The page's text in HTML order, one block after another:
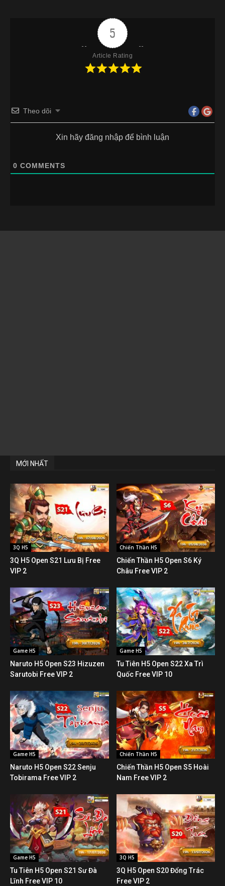
5
Article Rating
Theo dõi
Xin hãy đăng nhập để bình luận
0 COMMENTS
MỚI NHẤT
3Q H5
3Q H5 Open S21 Lưu Bị Free
VIP 2
Chiến Thần H5
Chiến Thần H5 Open S6 Ký
Châu Free VIP 2
Game H5
Naruto H5 Open S23 Hizuzen
Sarutobi Free VIP 2
Game H5
Tu Tiên H5 Open S22 Xa Trì
Quốc Free VIP 10
Game H5
Naruto H5 Open S22 Senju
Tobirama Free VIP 2
Chiến Thần H5
Chiến Thần H5 Open S5 Hoài
Nam Free VIP 2
Game H5
Tu Tiên H5 Open S21 Sư Đà
Lĩnh Free VIP 10
3Q H5
3Q H5 Open S20 Đổng Trác
Free VIP 2